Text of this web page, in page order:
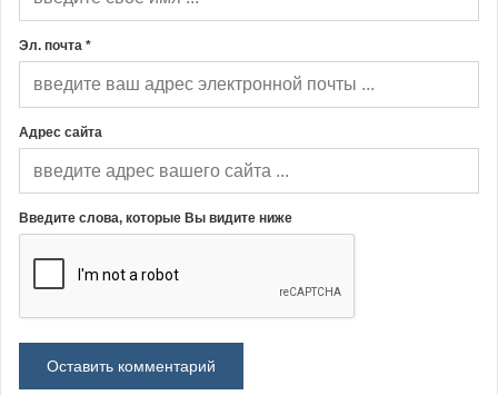
Эл. почта *
Адрес сайта
Введите слова, которые Вы видите ниже